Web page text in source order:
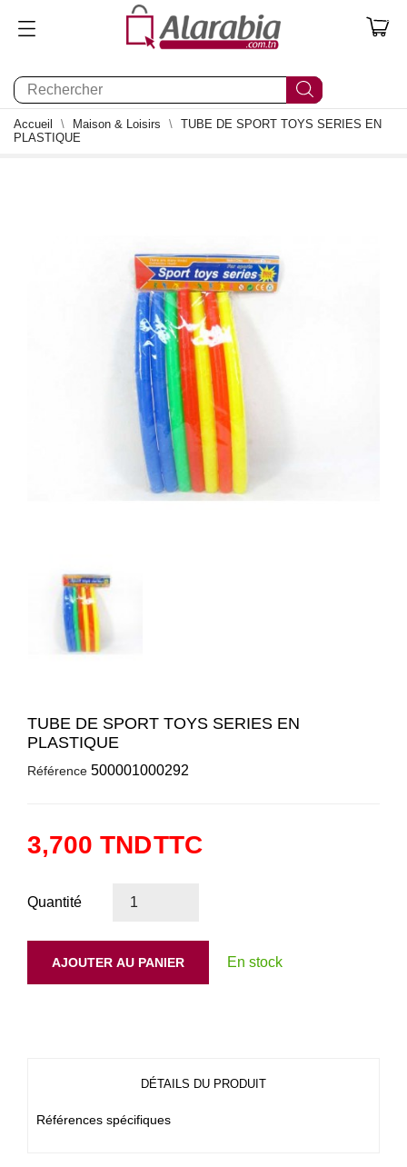
0
Accueil Maison & Loisirs
TUBE DE SPORT TOYS SERIES EN
PLASTIQUE
TUBE DE SPORT TOYS SERIES EN
PLASTIQUE
Référence 500001000292
3,700 TNDTTC
Quantité
AJOUTER AU PANIER En stock
DÉTAILS DU PRODUIT
Références spécifiques